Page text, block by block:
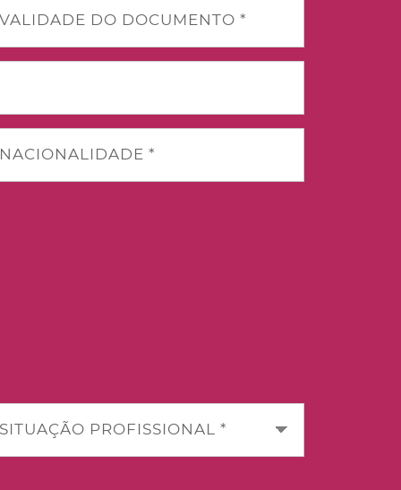
VALIDADE DO DOCUMENTO *
NACIONALIDADE *
SITUAÇÃO PROFISSIONAL *